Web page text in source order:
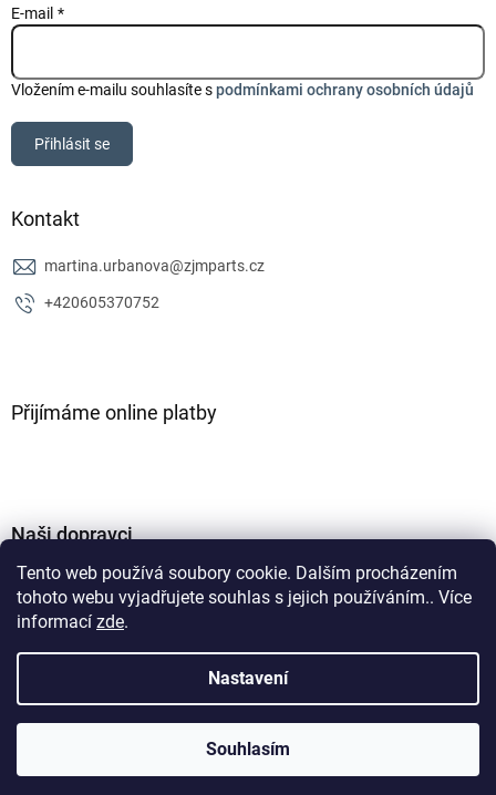
Tento web používá soubory cookie. Dalším procházením
tohoto webu vyjadřujete souhlas s jejich používáním.. Více
informací zde.
Nastavení
Souhlasím
E-mail
Vložením e-mailu souhlasíte spodmínkami ochrany osobních údajů
Přihlásit se
Kontakt
martina.urbanova@zjmparts.cz
+420605370752
Přijímáme online platby
Naši dopravci
Vytvořil Shoptet
ZJM parts s.r.o. Všechna práva vyhrazena.